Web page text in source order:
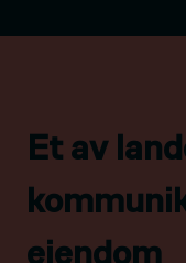
Et av